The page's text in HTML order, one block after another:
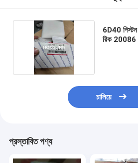
6D40
রিক
চালিয়ে
প্রস্তাবিত পণ্য